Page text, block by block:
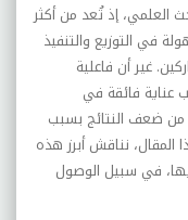
العلمي، إذ تُعد من أكثر
في التوزيع والتنفيذ
غير أن فاعلية
عناية فائقة في
من ضعف النتائج بسبب
نناقش أبرز هذه
في سبيل الوصول